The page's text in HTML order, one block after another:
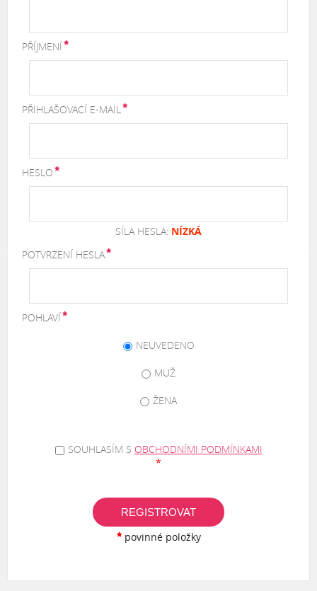
PŘÍJMENÍ
PŘIHLAŠOVACÍ E-MAIL
HESLO
SÍLA HESLA: NÍZKÁ
POTVRZENÍ HESLA
POHLAVÍ
NEUVEDENO
MUŽ
ŽENA
SOUHLASÍM S OBCHODNÍMI PODMÍNKAMI
*
REGISTROVAT
povinné položky